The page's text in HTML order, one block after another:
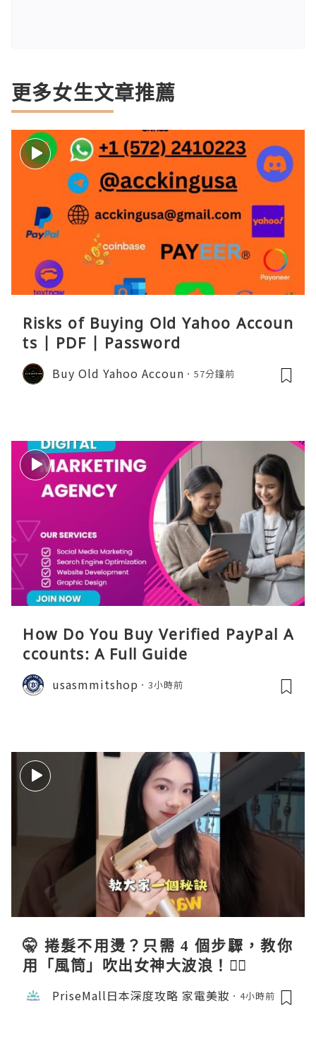
更多女生文章推薦
Risks of Buying Old Yahoo Accoun
ts | PDF | Password
Buy Old Yahoo Accoun 57分鐘前
How Do You Buy Verified PayPal A
ccounts: A Full Guide
usasmmitshop 3小時前
🤫 捲髮不用燙？只需 4 個步驟，教你
用「風筒」吹出女神大波浪！💇‍♀️
PriseMall日本深度攻略 家電美妝 4小時前